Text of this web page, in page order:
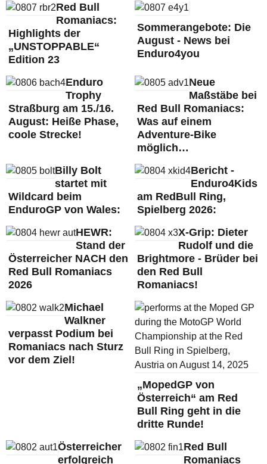
Red Bull
Romaniacs:
Highlights der
„UNSTOPPABLE“
Edition 23
Sommerangebote: Die
August - News bei
Enduro4you
Enduro
Trophy
Straßburg am 15./16.
August: Heiße Phase,
coole Strecke!
Neue
Maßstäbe bei
Red Bull Romaniacs:
Was auf einem
Adventure-Bike
möglich…
Billy Bolt
startet mit
Wildcard beim
EnduroGP von Wales:
Bericht -
Enduro4Kids
am RedBull Ring,
Spielberg 2026:
HEWR:
Stand der
Österreicher NACH den
Red Bull Romaniacs
2026
X-Grip: Dieter
Rudolf und die
Brightmore - Brüder bei
den Red Bull
Romaniacs!
Michael
Walkner
verpasst Podium bei
Romaniacs nach Sturz
vor dem Ziel!
„MopedGP von
Österreich“ am Red
Bull Ring geht in die
dritte Runde!
Österreicher
erfolgreich
Red Bull
Romaniacs